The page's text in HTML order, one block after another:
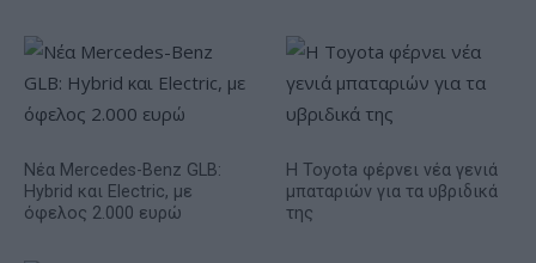
Νέα Mercedes-Benz GLB:
Hybrid και Electric, με
όφελος 2.000 ευρώ
Η Toyota φέρνει νέα γενιά
μπαταριών για τα υβριδικά
της